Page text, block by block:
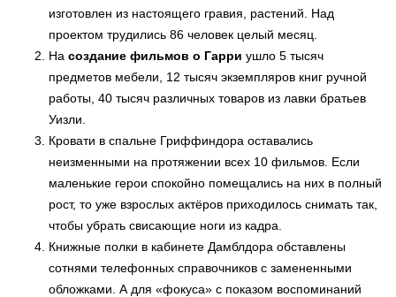
изготовлен из настоящего гравия, растений. Над
проектом трудились 86 человек целый месяц.
На создание фильмов о Гарри ушло 5 тысяч
предметов мебели, 12 тысяч экземпляров книг ручной
работы, 40 тысяч различных товаров из лавки братьев
Уизли.
Кровати в спальне Гриффиндора оставались
неизменными на протяжении всех 10 фильмов. Если
маленькие герои спокойно помещались на них в полный
рост, то уже взрослых актёров приходилось снимать так,
чтобы убрать свисающие ноги из кадра.
Книжные полки в кабинете Дамблдора обставлены
сотнями телефонных справочников с замененными
обложками. А для «фокуса» с показом воспоминаний